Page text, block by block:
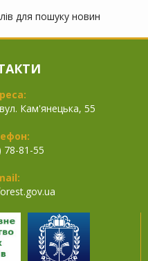
для пошуку новин
Кам'янецька, 55
78-81-55